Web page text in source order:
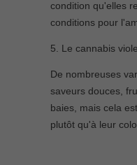
condition qu'elles
conditions pour
5. Le cannabis
De nombreuses
saveurs douces,
baies, mais cela
plutôt qu'à leur